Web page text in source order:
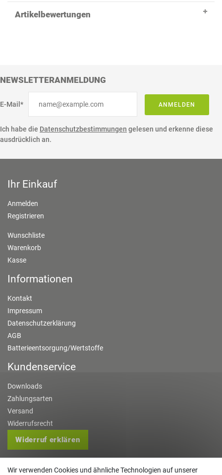
Artikelbewertungen
NEWSLETTERANMELDUNG
E-Mail* ANMELDEN
Ich habe die Datenschutzbestimmungen gelesen und erkenne diese
ausdrücklich an.
Ihr Einkauf
Anmelden
Registrieren
Wunschliste
Warenkorb
Kasse
Informationen
Kontakt
Impressum
Datenschutzerklärung
AGB
Batterieentsorgung/Wertstoffe
Kundenservice
Downloads
Zahlungsarten
Versand
Widerrufsrecht
Widerruf erklären
Kontakt
Wir verwenden Cookies und ähnliche Technologien auf unserer